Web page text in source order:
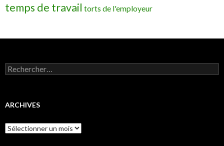
temps de travail torts de l'employeur
Rechercher :
ARCHIVES
Archives